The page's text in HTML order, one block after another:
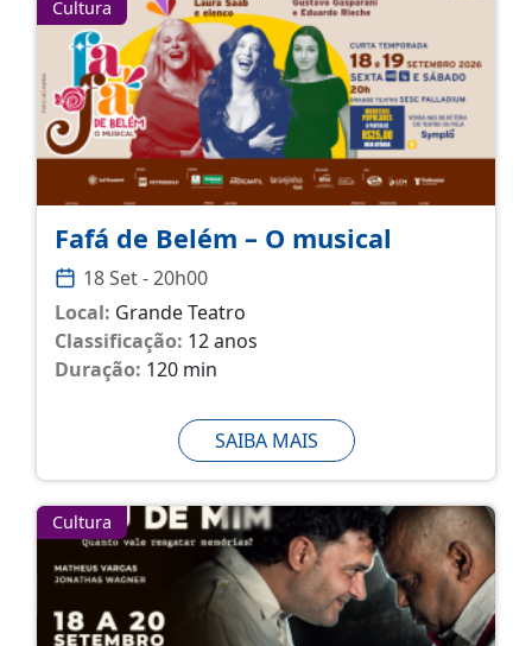
Cultura
Fafá de Belém – O musical
18 Set - 20h00
Local: Grande Teatro
Classificação: 12 anos
Duração: 120 min
SAIBA MAIS
Cultura